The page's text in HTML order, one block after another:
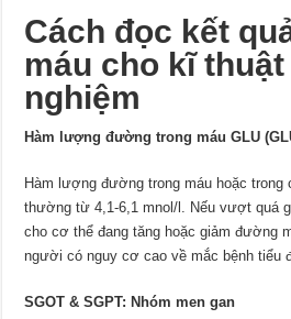
Cách đọc kết
máu cho kĩ
nghiệm
Hàm lượng đường trong máu GLU
Hàm lượng đường trong máu hoặc
thường từ 4,1-6,1 mnol/l. Nếu vượt quá
cho cơ thể đang tăng hoặc giảm đường
người có nguy cơ cao về mắc bệnh tiểu
SGOT & SGPT: Nhóm men gan